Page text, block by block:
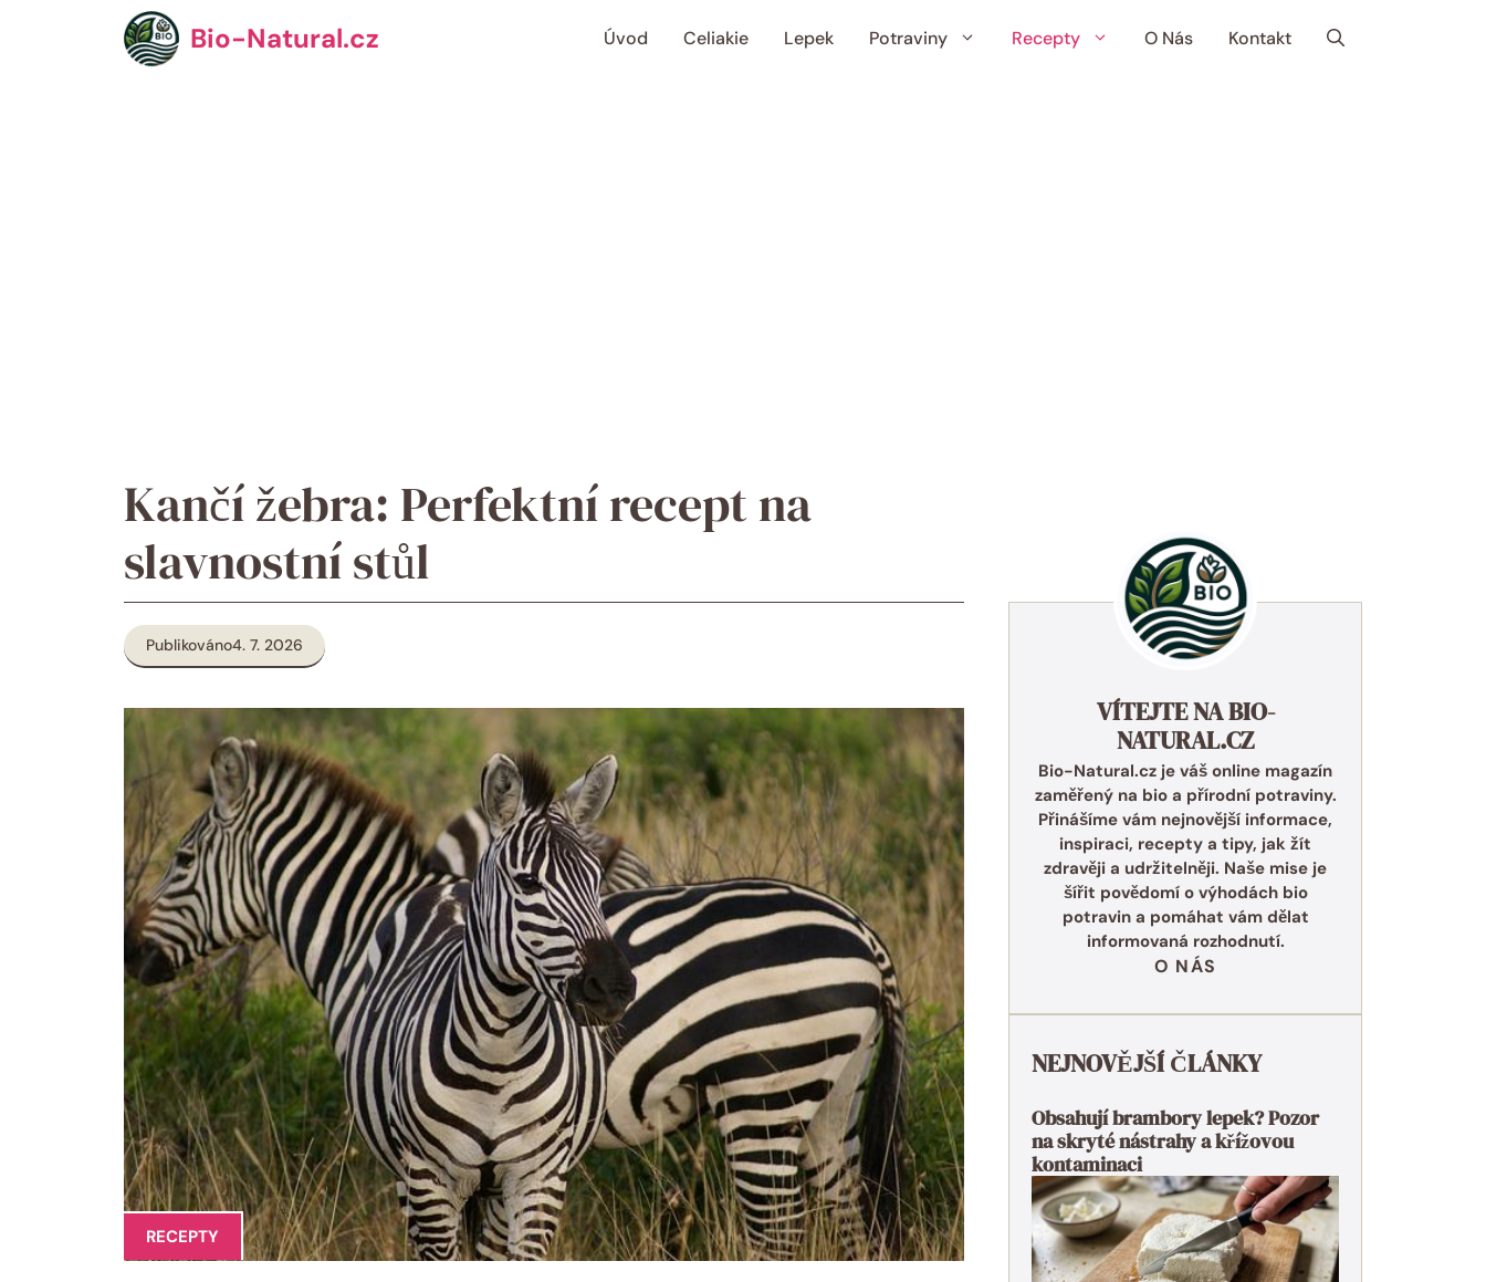
Bio-Natural.cz Úvod Celiakie Lepek Potraviny Recepty O Nás Kontakt
Kančí žebra: Perfektní recept na
slavnostní stůl
Publikováno4. 7. 2026
RECEPTY
VÍTEJTE NA BIO-
NATURAL.CZ
Bio-Natural.cz je váš online magazín
zaměřený na bio a přírodní potraviny.
Přinášíme vám nejnovější informace,
inspiraci, recepty a tipy, jak žít
zdravěji a udržitelněji. Naše mise je
šířit povědomí o výhodách bio
potravin a pomáhat vám dělat
informovaná rozhodnutí.
O NÁS
NEJNOVĚJŠÍ ČLÁNKY
Obsahují brambory lepek? Pozor
na skryté nástrahy a křížovou
kontaminaci